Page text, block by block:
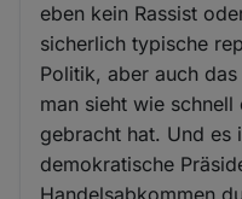
eben kein Rassist
sicherlich typische
Politik, aber auch
man sieht wie schnell
gebracht hat. Und es
demokratische